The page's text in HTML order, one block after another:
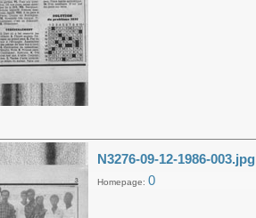
N3276-09-12-1986-003.jpg
Homepage: 0